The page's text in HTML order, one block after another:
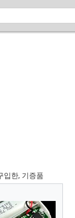
입한, 기증품